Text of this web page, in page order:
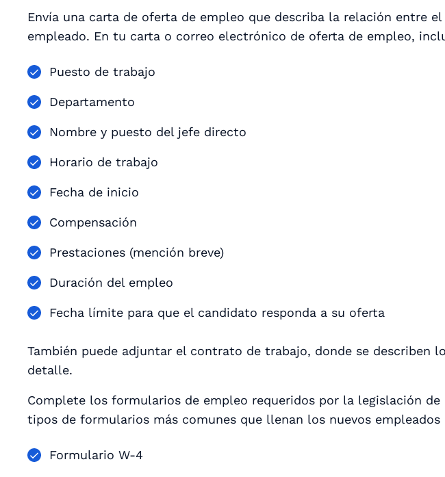
Envía una carta de oferta de empleo que describa la relación entre
empleado. En tu carta o correo electrónico de oferta de empleo,
Puesto de trabajo
Departamento
Nombre y puesto del jefe directo
Horario de trabajo
Fecha de inicio
Compensación
Prestaciones (mención breve)
Duración del empleo
Fecha límite para que el candidato responda a su oferta
También puede adjuntar el contrato de trabajo, donde se describen
detalle.
Complete los formularios de empleo requeridos por la legislación de
tipos de formularios más comunes que llenan los nuevos empleados
Formulario W-4